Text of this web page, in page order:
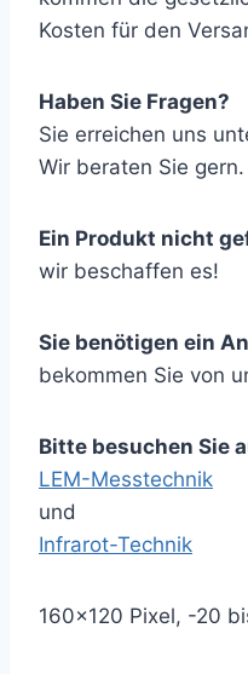
Kosten für den
Haben Sie Fragen?
Sie erreichen uns
Wir beraten Sie gern.
Ein Produkt nicht
wir beschaffen es!
Sie benötigen ein
bekommen Sie von
Bitte besuchen Sie
LEM-Messtechnik
und
Infrarot-Technik
160×120 Pixel, -20